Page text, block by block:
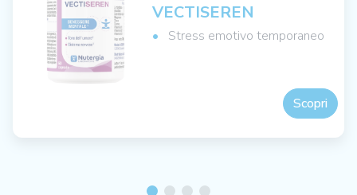
VECTISEREN
Stress emotivo temporaneo
Scopri